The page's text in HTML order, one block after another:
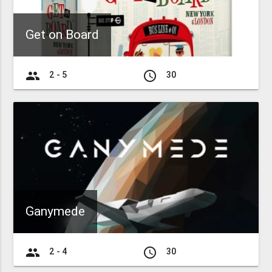
Get on Board
group 2 - 5 access_time 30
Ganymede
group 2 - 4 access_time 30